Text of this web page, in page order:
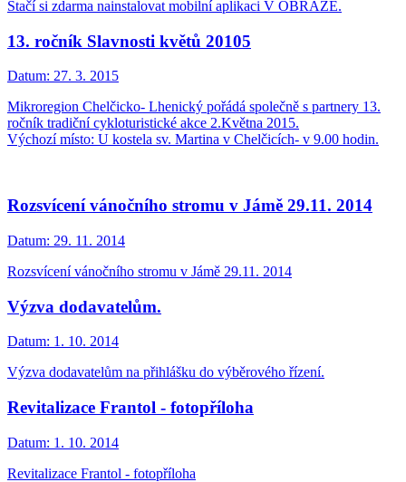
Stačí si zdarma nainstalovat mobilní aplikaci V OBRAZE.
13. ročník Slavnosti květů 20105
Datum: 27. 3. 2015
Mikroregion Chelčicko- Lhenický pořádá společně s partnery 13.
ročník tradiční cykloturistické akce 2.Května 2015.
Výchozí místo: U kostela sv. Martina v Chelčicích- v 9.00 hodin.
Rozsvícení vánočního stromu v Jámě 29.11. 2014
Datum: 29. 11. 2014
Rozsvícení vánočního stromu v Jámě 29.11. 2014
Výzva dodavatelům.
Datum: 1. 10. 2014
Výzva dodavatelům na přihlášku do výběrového řízení.
Revitalizace Frantol - fotopříloha
Datum: 1. 10. 2014
Revitalizace Frantol - fotopříloha